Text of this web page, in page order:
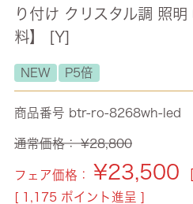
り付け クリスタル調 照
料】 [Y]
NEW P5倍
商品番号 btr-ro-8268wh-led
通常価格： ¥28,800
フェア価格： ¥23,500
[ 1,175 ポイント進呈 ]